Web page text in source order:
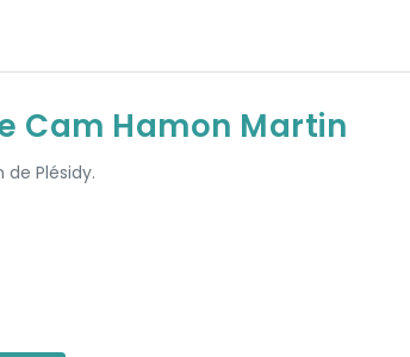
Cam Hamon Martin
Plésidy.